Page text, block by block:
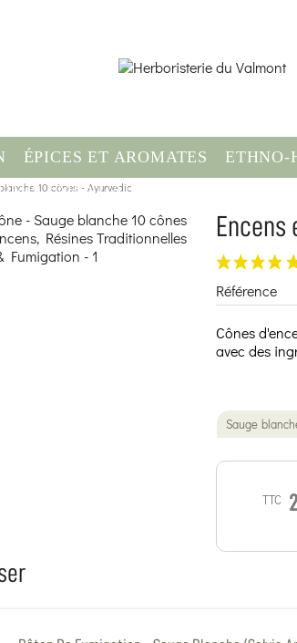
ÉPICES ET AROMATES ETHNO-
ALIMENTAIRE
10 cônes - Ayurvedic
Encens
Référence
Cônes
avec des
Sauge
TTC